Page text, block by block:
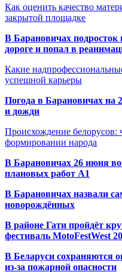
Как оценить качество
закрытой площадке
В Барановичах подросток
дороге и попал в
Какие
успешной карьеры
Погода в Барановичах на
и дожди
Происхождение белорусов:
формировании народа
В Барановичах 26 июня
плановых работ A1
В Барановичах назвали
новорождённых
В районе Гати пройдёт
фестиваль MotoFestWest
В Беларуси сохраняются
из-за пожарной опасности